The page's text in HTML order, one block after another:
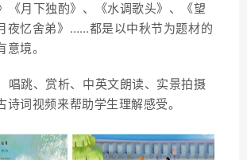
《月下独酌》 、 《水调歌头》 、
《望
夜忆舍弟》……都是以中秋节为题材的
意境。
唱跳、 赏析、 中英文朗读、 实景拍摄
诗词视频来帮助学生理解感受。